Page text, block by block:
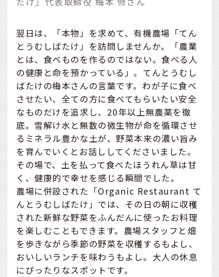
翌日は、「本物」を求めて、有機農場「てん
とうむしばたけ」を訪問しませんか。「農業
とは、食べものを作るのではない。食べる人
の健康と命を預かっている」。てんとうむし
ばたけの梅本さんの言葉です。わが子に食べ
させたい、全ての方に食べてもらいたい安全
なものだけを追求し、20年以上無農薬を徹
底。雪解け水と無数の微生物が命を循環させ
るミネラル豊かな土が、野菜本来の濃い旨み
を育んでいくとお話ししてくださいました。
その場で、土を払って食べたほうれん草は甘
く、健康的で幸せを感じる瞬間でした。
農場に併設された「Organic Restaurant て
んとうむしばたけ」では、その日の朝に収穫
された新鮮な野菜をふんだんに使ったお料理
を楽しむこともできます。農場スタッフと畑
を歩きながら季節の野菜を収穫するもよし、
おいしいランチを味わうもよし。大人の休息
にぴったりなスポットです。